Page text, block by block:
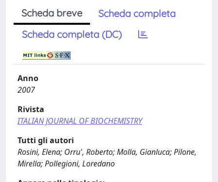
Scheda breve
Scheda completa
Scheda completa (DC)
Anno
2007
Rivista
ITALIAN JOURNAL OF BIOCHEMISTRY
Tutti gli autori
Rosini, Elena; Orru', Roberto; Molla, Gianluca; Pilone,
Mirella; Pollegioni, Loredano